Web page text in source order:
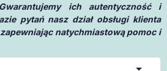
ich autentyczność i
pytań nasz dział obsługi klienta
natychmiastową pomoc i